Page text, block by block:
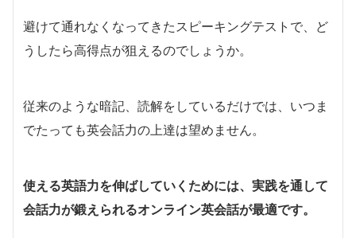
避けて通れなくなってきたスピーキングテストで、ど
うしたら高得点が狙えるのでしょうか。
従来のような暗記、読解をしているだけでは、いつま
でたっても英会話力の上達は望めません。
使える英語力を伸ばしていくためには、実践を通して
会話力が鍛えられるオンライン英会話が最適です。